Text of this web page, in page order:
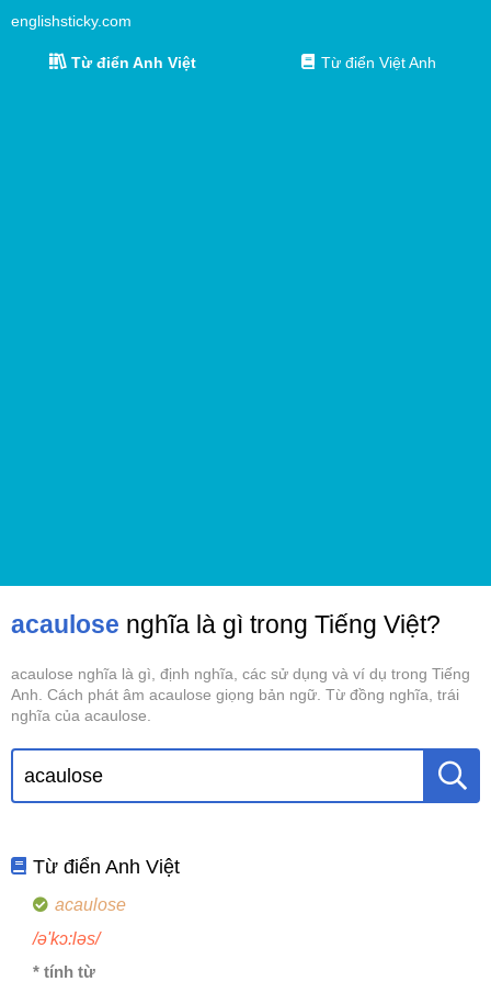
englishsticky.com
Từ điển Anh Việt Từ điển Việt Anh
acaulose nghĩa là gì trong Tiếng Việt?
acaulose nghĩa là gì, định nghĩa, các sử dụng và ví dụ trong Tiếng
Anh. Cách phát âm acaulose giọng bản ngữ. Từ đồng nghĩa, trái
nghĩa của acaulose.
Từ điển Anh Việt
acaulose
/ə'kɔ:ləs/
* tính từ